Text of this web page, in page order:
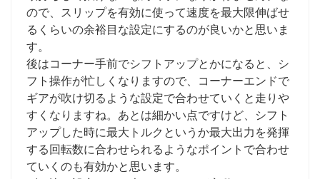
ので、スリップを有効に使って速度を最大限伸ばせ
るくらいの余裕目な設定にするのが良いかと思いま
す。
後はコーナー手前でシフトアップとかになると、シ
フト操作が忙しくなりますので、コーナーエンドで
ギアが吹け切るような設定で合わせていくと走りや
すくなりますね。あとは細かい点ですけど、シフト
アップした時に最大トルクというか最大出力を発揮
する回転数に合わせられるようなポイントで合わせ
ていくのも有効かと思います。